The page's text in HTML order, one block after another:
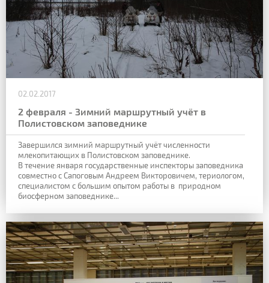
02.02.2017
2 февраля - Зимний маршрутный учёт в
Полистовском заповеднике
Завершился зимний маршрутный учёт численности
млекопитающих в Полистовском заповеднике.
В течение января государственные инспекторы заповедника
совместно с Сапоговым Андреем Викторовичем, териологом,
специалистом с большим опытом работы в природном
биосферном заповеднике...